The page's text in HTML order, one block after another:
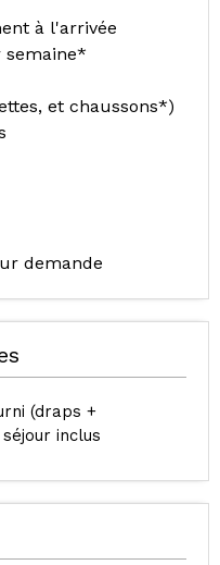
à l'arrivée
semaine*
et chaussons*)
demande
(draps +
inclus